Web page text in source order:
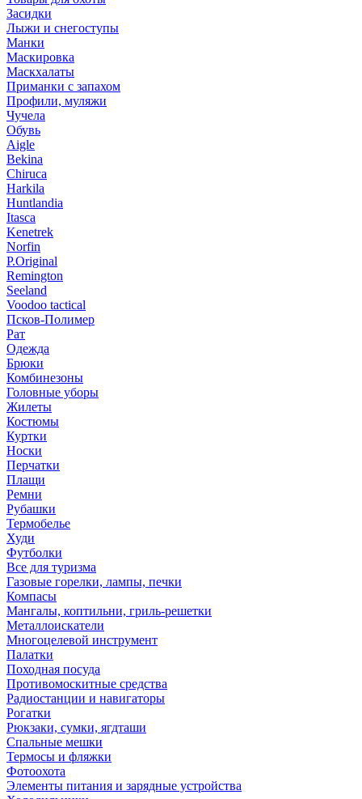
Засидки
Лыжи и снегоступы
Манки
Маскировка
Маскхалаты
Приманки с запахом
Профили, муляжи
Чучела
Обувь
Aigle
Bekina
Chiruсa
Harkila
Huntlandia
Itasca
Kenetrek
Norfin
P.Original
Remington
Seeland
Voodoo tactical
Псков-Полимер
Рат
Одежда
Брюки
Комбинезоны
Головные уборы
Жилеты
Костюмы
Куртки
Носки
Перчатки
Плащи
Ремни
Рубашки
Термобелье
Худи
Футболки
Все для туризма
Газовые горелки, лампы, печки
Компасы
Мангалы, коптильни, гриль-решетки
Металлоискатели
Многоцелевой инструмент
Палатки
Походная посуда
Противомоскитные средства
Радиостанции и навигаторы
Рогатки
Рюкзаки, сумки, ягдташи
Спальные мешки
Термосы и фляжки
Фотоохота
Элементы питания и зарядные устройства